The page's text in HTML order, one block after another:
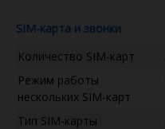
SIM-карта и звонки
Количество SIM-карт
Режим работы
нескольких SIM-карт
Тип SIM-карты